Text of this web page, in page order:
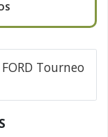
Tourneo